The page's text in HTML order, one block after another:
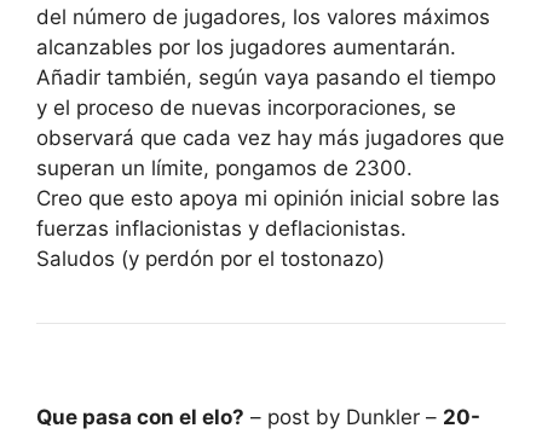
del número de jugadores, los valores máximos
alcanzables por los jugadores aumentarán.
Añadir también, según vaya pasando el tiempo
y el proceso de nuevas incorporaciones, se
observará que cada vez hay más jugadores que
superan un límite, pongamos de 2300.
Creo que esto apoya mi opinión inicial sobre las
fuerzas inflacionistas y deflacionistas.
Saludos (y perdón por el tostonazo)
Que pasa con el elo? – post by Dunkler – 20-